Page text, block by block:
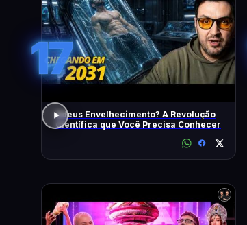
17
Adeus Envelhecimento? A Revolução
Científica que Você Precisa Conhecer